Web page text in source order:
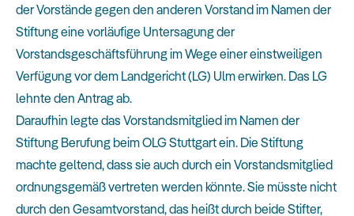
der Vorstände gegen den anderen Vorstand im Namen der
Stiftung eine vorläufige Untersagung der
Vorstandsgeschäftsführung im Wege einer einstweiligen
Verfügung vor dem Landgericht (LG) Ulm erwirken. Das LG
lehnte den Antrag ab.
Daraufhin legte das Vorstandsmitglied im Namen der
Stiftung Berufung beim OLG Stuttgart ein. Die Stiftung
machte geltend, dass sie auch durch ein Vorstandsmitglied
ordnungsgemäß vertreten werden könnte. Sie müsste nicht
durch den Gesamtvorstand, das heißt durch beide Stifter,